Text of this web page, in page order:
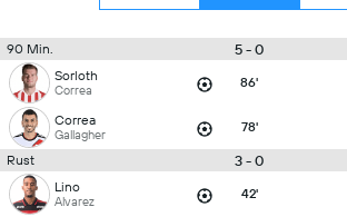
90 Min. 5 - 0
Sorloth
Correa 86'
Correa
Gallagher 78'
Rust 3 - 0
Lino
Alvarez 42'